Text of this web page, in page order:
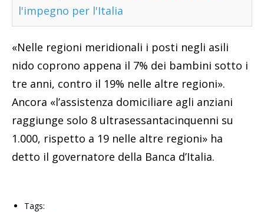
l'impegno per l'Italia
«Nelle regioni meridionali i posti negli asili
nido coprono appena il 7% dei bambini sotto i
tre anni, contro il 19% nelle altre regioni».
Ancora «l’assistenza domiciliare agli anziani
raggiunge solo 8 ultrasessantacinquenni su
1.000, rispetto a 19 nelle altre regioni» ha
detto il governatore della Banca d’Italia.
Tags: